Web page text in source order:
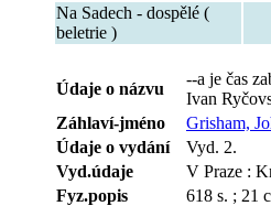
Na Sadech - dospělé (
beletrie )
Údaje o názvu
--a je čas
Ivan
Záhlaví-jméno
Grisham,
Údaje o vydání
Vyd. 2.
Vyd.údaje
V Praze :
Fyz.popis
618 s. ; 21